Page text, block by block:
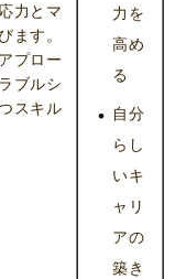
力とマ
ます。
プロー
ブルシ
スキル
力を
高め
る
自分
らし
いキ
ャリ
アの
築き